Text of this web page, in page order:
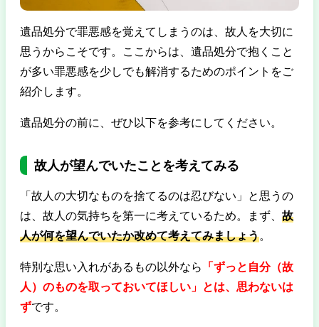
遺品処分で罪悪感を覚えてしまうのは、故人を大切に
思うからこそです。ここからは、 遺品処分で抱くこと
が多い罪悪感を少しでも解消するためのポイントをご
紹介 します。
遺品処分の前に、ぜひ以下を参考にしてください。
故人が望んでいたことを考えてみる
「故人の大切なものを捨てるのは忍びない」と思うの
は、故人の気持ちを第一に考えているため。まず、 故
人が何を望んでいたか改めて考えてみましょう。
特別な思い入れがあるもの以外なら 「ずっと自分（故
人）のものを取っておいてほしい」とは、思わないは
ずです。